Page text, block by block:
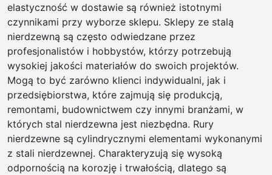
elastyczność w dostawie są również istotnymi
czynnikami przy wyborze sklepu. Sklepy ze stalą
nierdzewną są często odwiedzane przez
profesjonalistów i hobbystów, którzy potrzebują
wysokiej jakości materiałów do swoich projektów.
Mogą to być zarówno klienci indywidualni, jak i
przedsiębiorstwa, które zajmują się produkcją,
remontami, budownictwem czy innymi branżami, w
których stal nierdzewna jest niezbędna. Rury
nierdzewne są cylindrycznymi elementami wykonanymi
z stali nierdzewnej. Charakteryzują się wysoką
odpornością na korozję i trwałością, dlatego są